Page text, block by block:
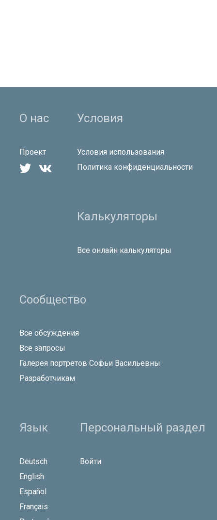
О нас
Проект
 
Условия
Условия использования
Политика конфиденциальности
Калькуляторы
Все онлайн калькуляторы
Сообщество
Все обсуждения
Все запросы
Галерея портретов Софьи Васильевны
Разработчикам
Язык
Deutsch
English
Español
Français
Персональный раздел
Войти